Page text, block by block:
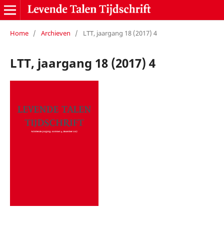
Home / Archieven / LTT, jaargang 18 (2017) 4
LTT, jaargang 18 (2017) 4